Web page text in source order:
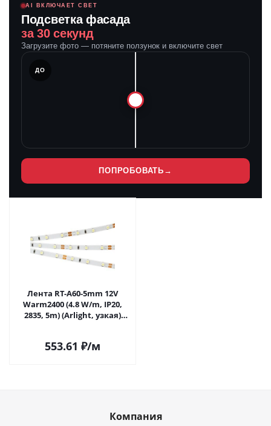
AI ВКЛЮЧАЕТ СВЕТ
Подсветка фасада
за 30 секунд
Загрузите фото — потяните ползунок и включите свет
ДО
ПОПРОБОВАТЬ →
Лента RT-A60-5mm 12V
Warm2400 (4.8 W/m, IP20,
2835, 5m) (Arlight, узкая)
553.61 ₽/м
Компания